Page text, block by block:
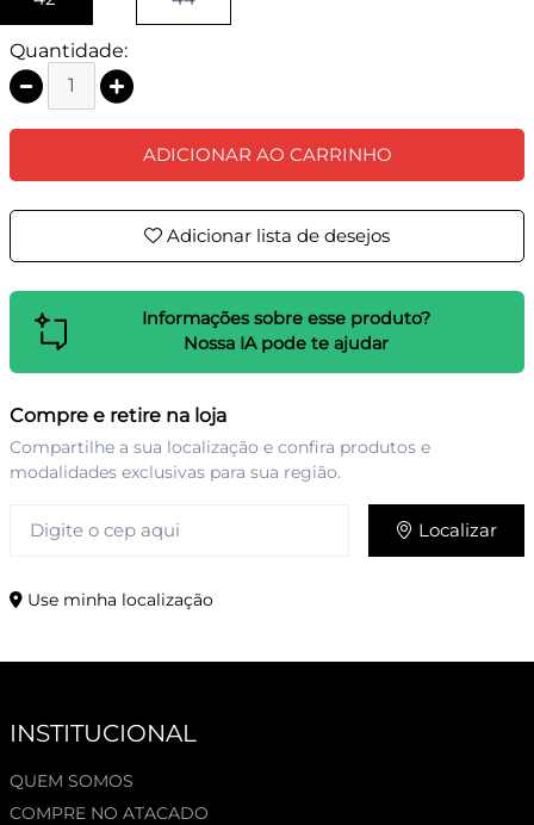
Quantidade:
ADICIONAR AO CARRINHO
Adicionar lista de desejos
Informações sobre esse produto?
Nossa IA pode te ajudar
Compre e retire na loja
Compartilhe a sua localização e confira produtos e
modalidades exclusivas para sua região.
Localizar
Use minha localização
INSTITUCIONAL
QUEM SOMOS
COMPRE NO ATACADO